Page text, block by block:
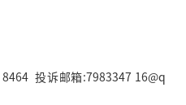
投诉邮箱:7983347 16@q